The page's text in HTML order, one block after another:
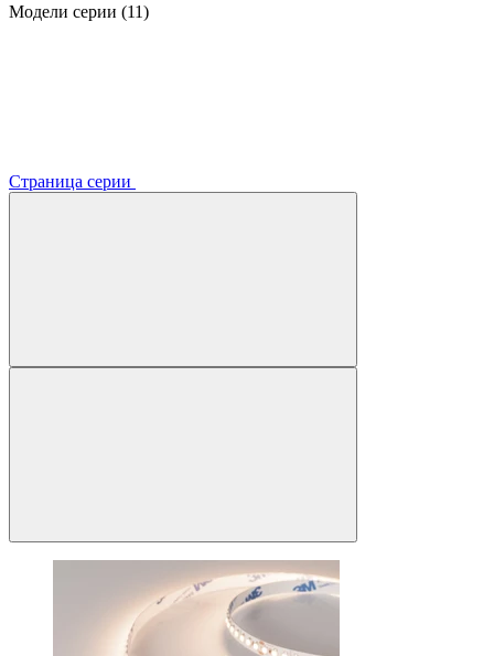
Модели серии (11)
Страница серии